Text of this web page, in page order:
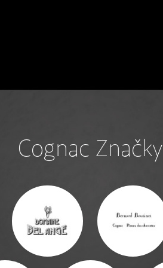
Cognac Značky